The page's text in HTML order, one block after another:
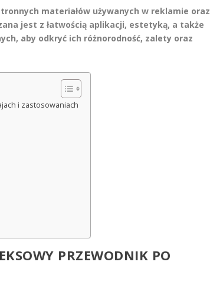
materiałów używanych w reklamie oraz
jest z łatwością aplikacji, estetyką, a także
aby odkryć ich różnorodność, zalety oraz
i zastosowaniach
PRZEWODNIK PO